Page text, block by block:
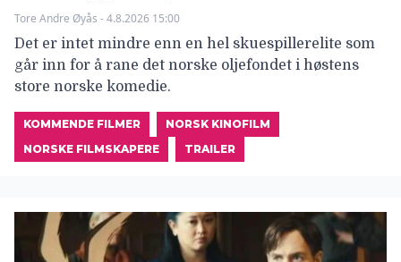
Tore Andre Øyås - 4.8.2026 15:00
Det er intet mindre enn en hel skuespillerelite som
går inn for å rane det norske oljefondet i høstens
store norske komedie.
KOMMENDE FILMER
NORSK KINOFILM
NORSKE FILMSKAPERE
TRAILER